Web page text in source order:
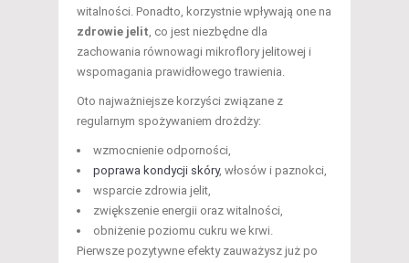
witalności. Ponadto, korzystnie wpływają one na
zdrowie jelit, co jest niezbędne dla
zachowania równowagi mikroflory jelitowej i
wspomagania prawidłowego trawienia.
Oto najważniejsze korzyści związane z
regularnym spożywaniem drożdży:
wzmocnienie odporności,
poprawa kondycji skóry, włosów i paznokci,
wsparcie zdrowia jelit,
zwiększenie energii oraz witalności,
obniżenie poziomu cukru we krwi.
Pierwsze pozytywne efekty zauważysz już po